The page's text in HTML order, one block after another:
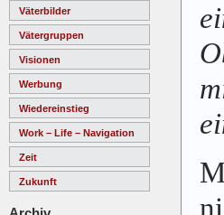
Väterbilder
Vätergruppen
Visionen
Werbung
Wiedereinstieg
Work – Life – Navigation
Zeit
Zukunft